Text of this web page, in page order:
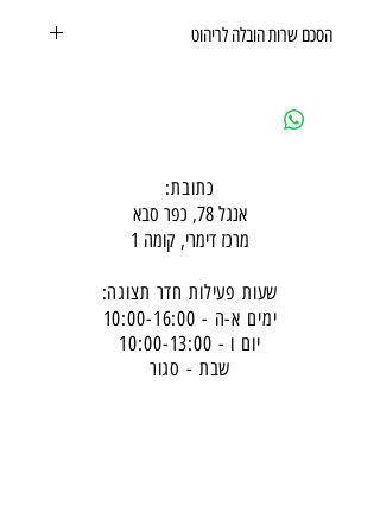
הסכם שרות הובלה לריהוט
כתובת:
אנגל 78, כפר סבא
מרכז דימרי, קומה 1
שעות פעילות חדר תצוגה:
ימים א-ה - 10:00-16: 00
יום ו - 10:00-13:00
שבת - סגור